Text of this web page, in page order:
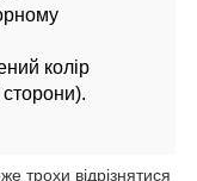
колір
сторони).
трохи відрізнятися